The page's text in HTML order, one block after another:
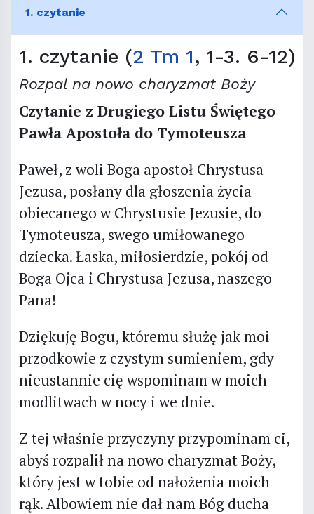
1. czytanie
1. czytanie (2 Tm 1, 1-3. 6-12)
Rozpal na nowo charyzmat Boży
Czytanie z Drugiego Listu Świętego
Pawła Apostoła do Tymoteusza
Paweł, z woli Boga apostoł Chrystusa
Jezusa, posłany dla głoszenia życia
obiecanego w Chrystusie Jezusie, do
Tymoteusza, swego umiłowanego
dziecka. Łaska, miłosierdzie, pokój od
Boga Ojca i Chrystusa Jezusa, naszego
Pana!
Dziękuję Bogu, któremu służę jak moi
przodkowie z czystym sumieniem, gdy
nieustannie cię wspominam w moich
modlitwach w nocy i we dnie.
Z tej właśnie przyczyny przypominam ci,
abyś rozpalił na nowo charyzmat Boży,
który jest w tobie od nałożenia moich
rąk. Albowiem nie dał nam Bóg ducha